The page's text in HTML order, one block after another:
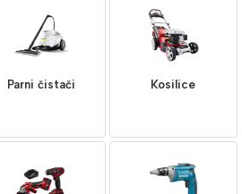
Parni čistači Kosilice